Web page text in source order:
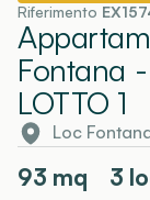
Riferimento
Fontana
LOTTO 1
Loc
93 mq
3